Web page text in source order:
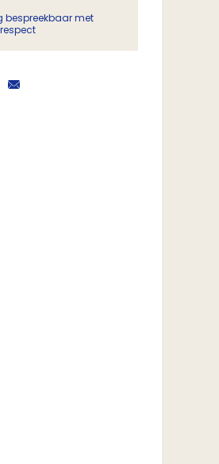
bespreekbaar met